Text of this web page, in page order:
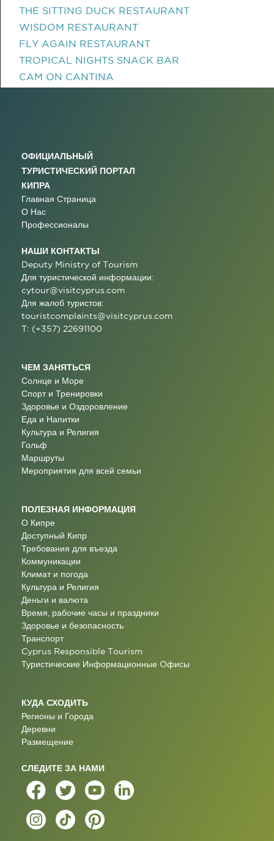
THE SITTING DUCK RESTAURANT
WISDOM RESTAURANT
FLY AGAIN RESTAURANT
TROPICAL NIGHTS SNACK BAR
CAM ON CANTINA
ОФИЦИАЛЬНЫЙ
ТУРИСТИЧЕСКИЙ ПОРТАЛ
КИПРА
Главная Страница
О Нас
Профессионалы
НАШИ КОНТАКТЫ
Deputy Ministry of Tourism
Для туристической информации:
cytour@visitcyprus.com
Для жалоб туристов:
touristcomplaints@visitcyprus.com
T: (+357) 22691100
ЧЕМ ЗАНЯТЬСЯ
Солнце и Море
Спорт и Тренировки
Здоровье и Оздоровление
Еда и Напитки
Культура и Религия
Гольф
Маршруты
Мероприятия для всей семьи
ПОЛЕЗНАЯ ИНФОРМАЦИЯ
О Кипре
Доступный Кипр
Требования для въезда
Коммуникации
Климат и погода
Культура и Религия
Деньги и валюта
Время, рабочие часы и праздники
Здоровье и безопасность
Транспорт
Cyprus Responsible Tourism
Туристические Информационные Oфисы
КУДА СХОДИТЬ
Регионы и Города
Деревни
Размещение
СЛЕДИТЕ ЗА НАМИ